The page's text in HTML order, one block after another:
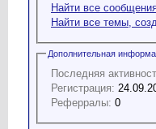
Найти все
Найти все темы,
Дополнительная
Последняя
Регистрация:
Реферралы: 0